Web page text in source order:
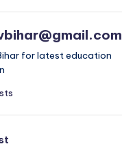
for latest education